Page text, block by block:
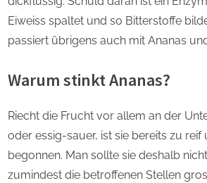
Eiweiss spaltet und so Bitterstoffe
passiert übrigens auch mit Ananas
Warum stinkt Ananas?
Riecht die Frucht vor allem an der
oder essig-sauer, ist sie bereits zu reif
begonnen. Man sollte sie deshalb
zumindest die betroffenen Stellen